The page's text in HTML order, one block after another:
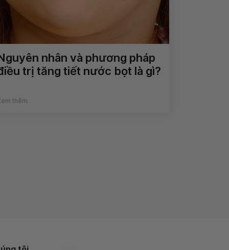
nhân và phương pháp
trị tăng tiết nước bọt là gì?
thêm